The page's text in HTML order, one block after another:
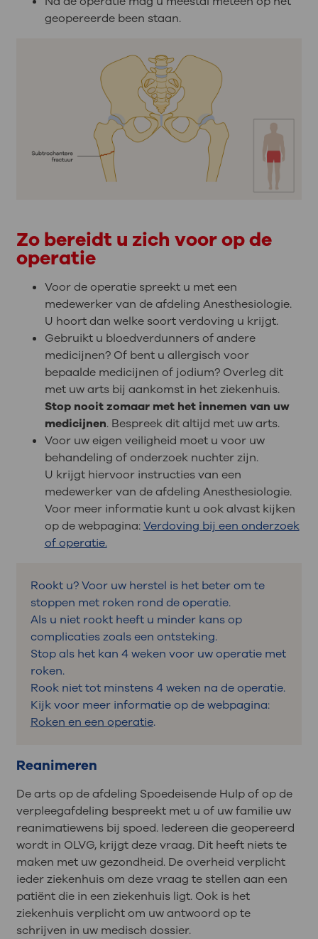
geopereerde been staan.
Zo bereidt u zich voor op de
operatie
Voor de operatie spreekt u met een
medewerker van de afdeling Anesthesiologie.
U hoort dan welke soort verdoving u krijgt.
Gebruikt u bloedverdunners of andere
medicijnen? Of bent u allergisch voor
bepaalde medicijnen of jodium? Overleg dit
met uw arts bij aankomst in het ziekenhuis.
Stop nooit zomaar met het innemen van uw
medicijnen. Bespreek dit altijd met uw arts.
Voor uw eigen veiligheid moet u voor uw
behandeling of onderzoek nuchter zijn.
U krijgt hiervoor instructies van een
medewerker van de afdeling Anesthesiologie.
Voor meer informatie kunt u ook alvast kijken
op de webpagina:Verdoving bij een onderzoek
of operatie.
Rookt u? Voor uw herstel is het beter om te
stoppen met roken rond de operatie.
Als u niet rookt heeft u minder kans op
complicaties zoals een ontsteking.
Stop als het kan 4 weken voor uw operatie met
roken.
Rook niet tot minstens 4 weken na de operatie.
Kijk voor meer informatie op de webpagina:
Roken en een operatie.
Reanimeren
De arts op de afdeling Spoedeisende Hulp of op de
verpleegafdeling bespreekt met u of uw familie uw
reanimatiewens bij spoed. Iedereen die geopereerd
wordt in OLVG, krijgt deze vraag. Dit heeft niets te
maken met uw gezondheid. De overheid verplicht
ieder ziekenhuis om deze vraag te stellen aan een
patiënt die in een ziekenhuis ligt. Ook is het
ziekenhuis verplicht om uw antwoord op te
schrijven in uw medisch dossier.